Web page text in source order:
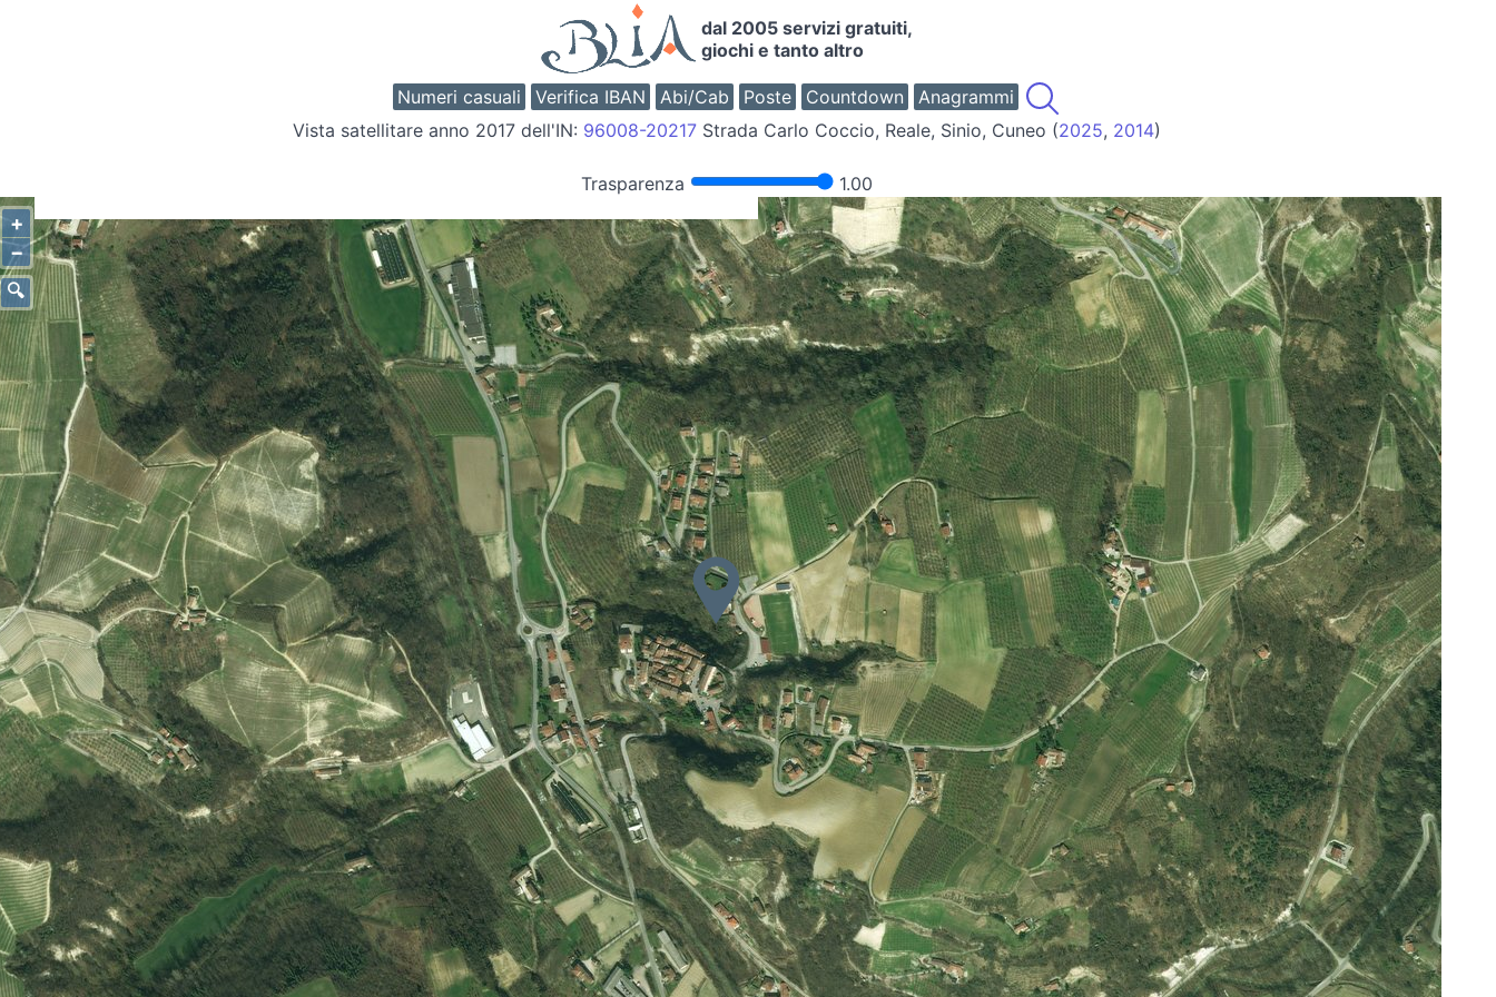
dal 2005 servizi gratuiti,
giochi e tanto altro
Numeri casuali Verifica IBAN Abi/Cab Poste Countdown
Anagrammi
Vista satellitare anno 2017 dell'IN: 96008-20217Strada Carlo Coccio, Reale, Sinio, Cuneo (2025, 2014)
Trasparenza 1.00
+
−